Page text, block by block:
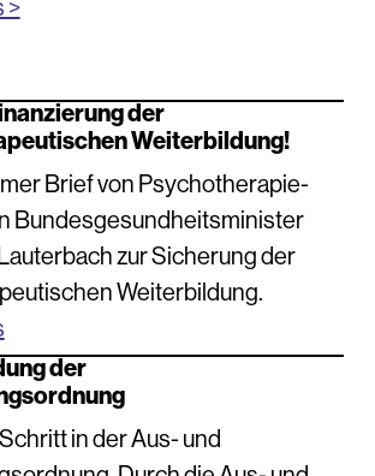
>
der
Weiterbildung!
Brief von Psychotherapie-
Bundesgesundheitsminister
zur Sicherung der
Weiterbildung.
der
in der Aus- und